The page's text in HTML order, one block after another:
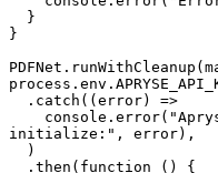
  }
}
  .catch((error) =>
initialize:", error),
  )
  .then(function () {